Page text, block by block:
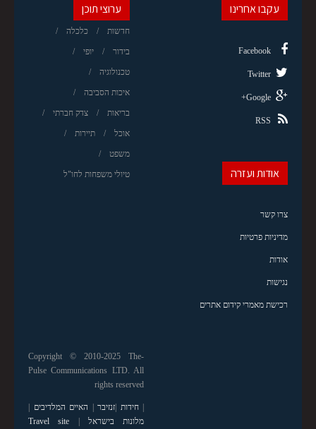
ערוצי תוכן
חדשות כלכלה
בידור יופי
טכנולוגיה
איכות הסביבה
בריאות צדק חברתי
אוכל תיירות
משפט
טיולי משפחות לחו"ל
עקבו אחרינו
Facebook
Twitter
Google+
RSS
אודות ועזרה
צרו קשר
מדיניות פרטיות
אודות
נגישות
רכישת מאמרי קידום אתרים
Copyright © 2010-2025 The-
Pulse Communications LTD. All
rights reserved
|חידות |זנזיבר | האיים המלדיבים |
מלונות בישראל |
Travel site